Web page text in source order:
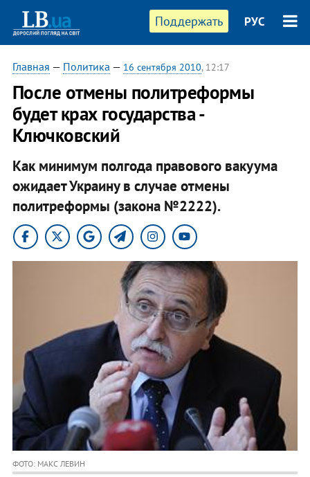
Поддержать РУС
Главная — Политика — 16 сентября 2010, 12:17
После отмены политреформы
будет крах государства -
Ключковский
Как минимум полгода правового вакуума
ожидает Украину в случае отмены
политреформы (закона №2222).
ФОТО: МАКС ЛЕВИН